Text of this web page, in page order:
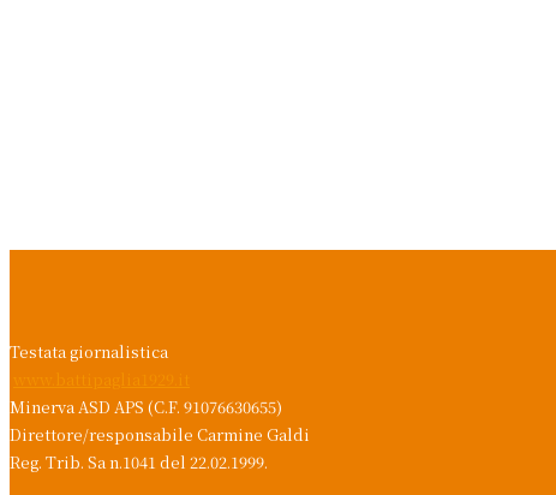
Testata giornalistica
Minerva ASD APS (C.F. 91076630655)
Direttore/responsabile Carmine Galdi
Reg. Trib. Sa n.1041 del 22.02.1999.